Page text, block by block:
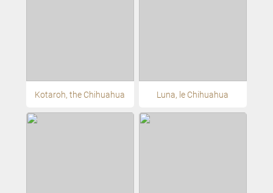
Kotaroh, the Chihuahua Luna, le Chihuahua